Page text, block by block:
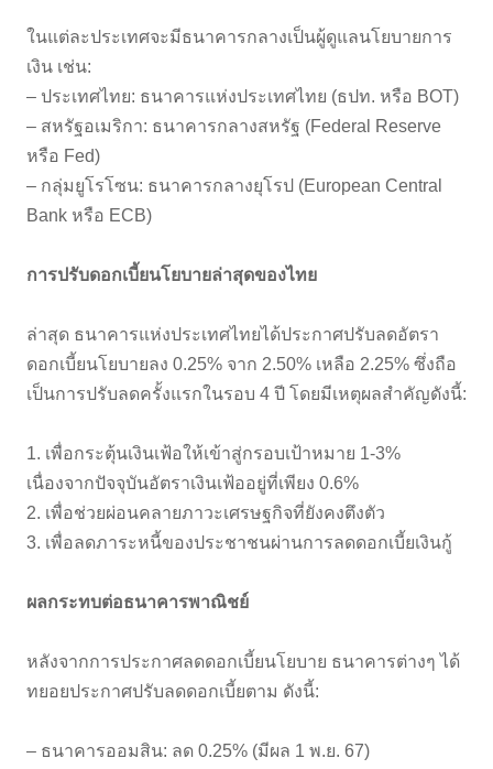
ในแต่ละประเทศจะมีธนาคารกลางเป็นผู้ดูแลนโยบายการ
เงิน เช่น:
– ประเทศไทย: ธนาคารแห่งประเทศไทย (ธปท. หรือ BOT)
– สหรัฐอเมริกา: ธนาคารกลางสหรัฐ (Federal Reserve
หรือ Fed)
– กลุ่มยูโรโซน: ธนาคารกลางยุโรป (European Central
Bank หรือ ECB)
การปรับดอกเบี้ยนโยบายล่าสุดของไทย
ล่าสุด ธนาคารแห่งประเทศไทยได้ประกาศปรับลดอัตรา
ดอกเบี้ยนโยบายลง 0.25% จาก 2.50% เหลือ 2.25% ซึ่งถือ
เป็นการปรับลดครั้งแรกในรอบ 4 ปี โดยมีเหตุผลสำคัญดังนี้:
1. เพื่อกระตุ้นเงินเฟ้อให้เข้าสู่กรอบเป้าหมาย 1-3%
เนื่องจากปัจจุบันอัตราเงินเฟ้ออยู่ที่เพียง 0.6%
2. เพื่อช่วยผ่อนคลายภาวะเศรษฐกิจที่ยังคงตึงตัว
3. เพื่อลดภาระหนี้ของประชาชนผ่านการลดดอกเบี้ยเงินกู้
ผลกระทบต่อธนาคารพาณิชย์
หลังจากการประกาศลดดอกเบี้ยนโยบาย ธนาคารต่างๆ ได้
ทยอยประกาศปรับลดดอกเบี้ยตาม ดังนี้:
– ธนาคารออมสิน: ลด 0.25% (มีผล 1 พ.ย. 67)